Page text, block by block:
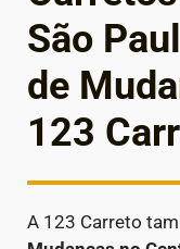
São
de
123
A 123 Carreto